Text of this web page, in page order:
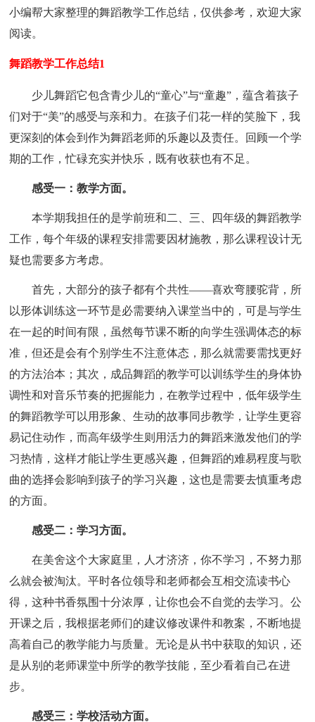
小编帮大家整理的舞蹈教学工作总结，仅供参考，欢迎大家
阅读。
舞蹈教学工作总结1
少儿舞蹈它包含青少儿的“童心”与“童趣”，蕴含着孩子
们对于“美”的感受与亲和力。在孩子们花一样的笑脸下，我
更深刻的体会到作为舞蹈老师的乐趣以及责任。回顾一个学
期的工作，忙碌充实并快乐，既有收获也有不足。
感受一：教学方面。
本学期我担任的是学前班和二、三、四年级的舞蹈教学
工作，每个年级的课程安排需要因材施教，那么课程设计无
疑也需要多方考虑。
首先，大部分的孩子都有个共性——喜欢弯腰驼背，所
以形体训练这一环节是必需要纳入课堂当中的，可是与学生
在一起的时间有限，虽然每节课不断的向学生强调体态的标
准，但还是会有个别学生不注意体态，那么就需要需找更好
的方法治本；其次，成品舞蹈的教学可以训练学生的身体协
调性和对音乐节奏的把握能力，在教学过程中，低年级学生
的舞蹈教学可以用形象、生动的故事同步教学，让学生更容
易记住动作，而高年级学生则用活力的舞蹈来激发他们的学
习热情，这样才能让学生更感兴趣，但舞蹈的难易程度与歌
曲的选择会影响到孩子的学习兴趣，这也是需要去慎重考虑
的方面。
感受二：学习方面。
在美舍这个大家庭里，人才济济，你不学习，不努力那
么就会被淘汰。平时各位领导和老师都会互相交流读书心
得，这种书香氛围十分浓厚，让你也会不自觉的去学习。公
开课之后，我根据老师们的建议修改课件和教案，不断地提
高着自己的教学能力与质量。无论是从书中获取的知识，还
是从别的老师课堂中所学的教学技能，至少看着自己在进
步。
感受三：学校活动方面。